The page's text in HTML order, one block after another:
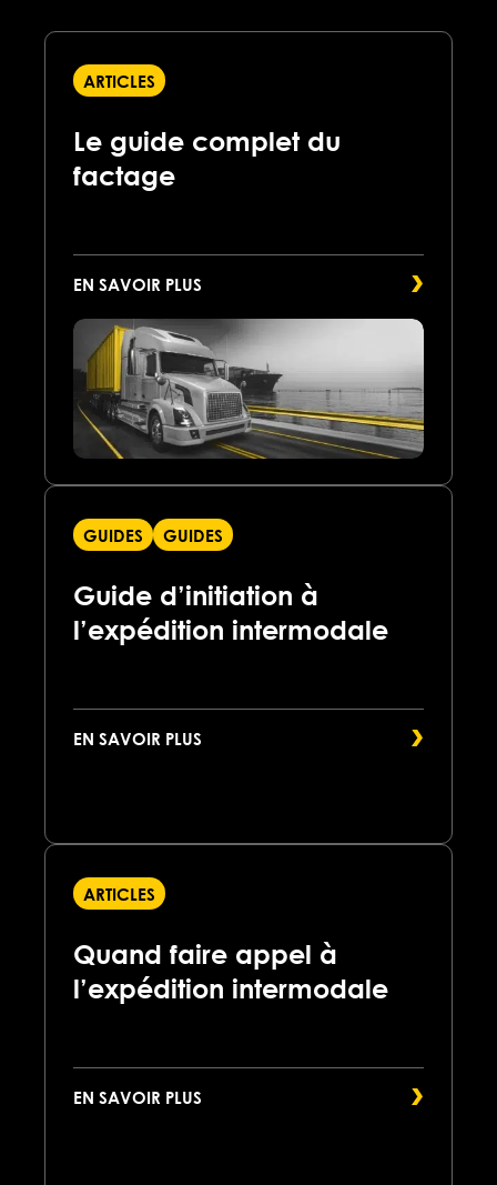
ARTICLES
Le guide complet du
factage
EN SAVOIR PLUS
GUIDES GUIDES
Guide d’initiation à
l’expédition intermodale
EN SAVOIR PLUS
ARTICLES
Quand faire appel à
l’expédition intermodale
EN SAVOIR PLUS